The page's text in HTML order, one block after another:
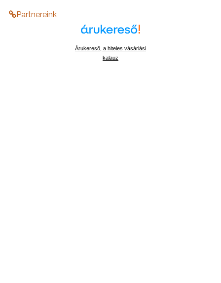
Partnereink
Árukereső, a hiteles vásárlási
kalauz